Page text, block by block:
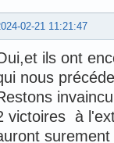
02-21 11:21:47
ils ont
nous
victoires à